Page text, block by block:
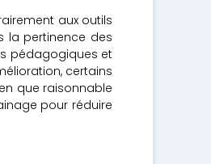
aux outils
la pertinence des
pédagogiques et
certains
que raisonnable
pour réduire